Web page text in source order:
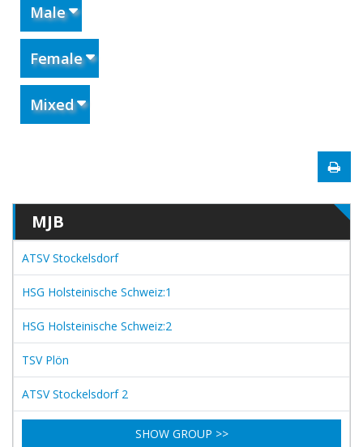
Male
Female
Mixed
MJB
ATSV Stockelsdorf
HSG Holsteinische Schweiz:1
HSG Holsteinische Schweiz:2
TSV Plön
ATSV Stockelsdorf 2
SHOW GROUP >>